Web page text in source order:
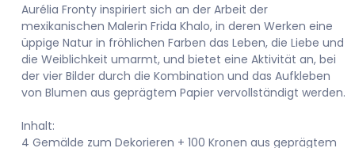
Aurélia Fronty inspiriert sich an der Arbeit der
mexikanischen Malerin Frida Khalo, in deren Werken eine
üppige Natur in fröhlichen Farben das Leben, die Liebe und
die Weiblichkeit umarmt, und bietet eine Aktivität an, bei
der vier Bilder durch die Kombination und das Aufkleben
von Blumen aus geprägtem Papier vervollständigt werden.
Inhalt:
4 Gemälde zum Dekorieren + 100 Kronen aus geprägtem